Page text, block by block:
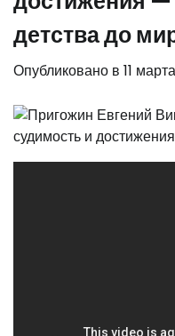
детства до
Опубликовано в 11